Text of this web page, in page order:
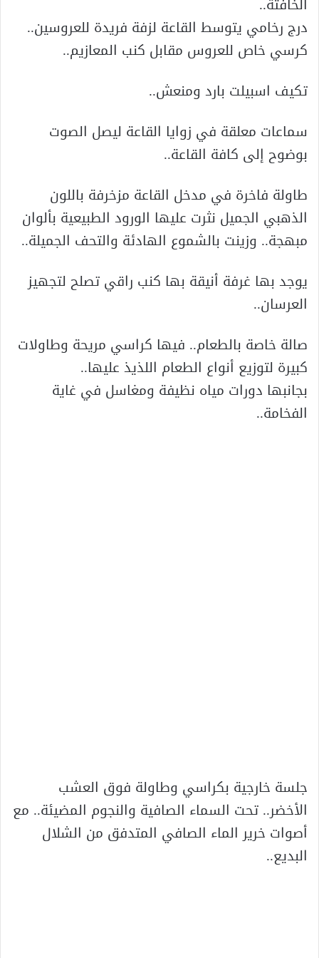
الخافتة..
درج رخامي يتوسط القاعة لزفة فريدة للعروسين..
كرسي خاص للعروس مقابل كنب المعازيم..
تكيف اسبيلت بارد ومنعش..
سماعات معلقة في زوايا القاعة ليصل الصوت
بوضوح إلى كافة القاعة..
طاولة فاخرة في مدخل القاعة مزخرفة باللون
الذهبي الجميل نثرت عليها الورود الطبيعية بألوان
مبهجة.. وزينت بالشموع الهادئة والتحف الجميلة..
يوجد بها غرفة أنيقة بها كنب راقي تصلح لتجهيز
العرسان..
صالة خاصة بالطعام.. فيها كراسي مريحة وطاولات
كبيرة لتوزيع أنواع الطعام اللذيذ عليها..
بجانبها دورات مياه نظيفة ومغاسل في غاية
الفخامة..
جلسة خارجية بكراسي وطاولة فوق العشب
الأخضر.. تحت السماء الصافية والنجوم المضيئة.. مع
أصوات خرير الماء الصافي المتدفق من الشلال
البديع..